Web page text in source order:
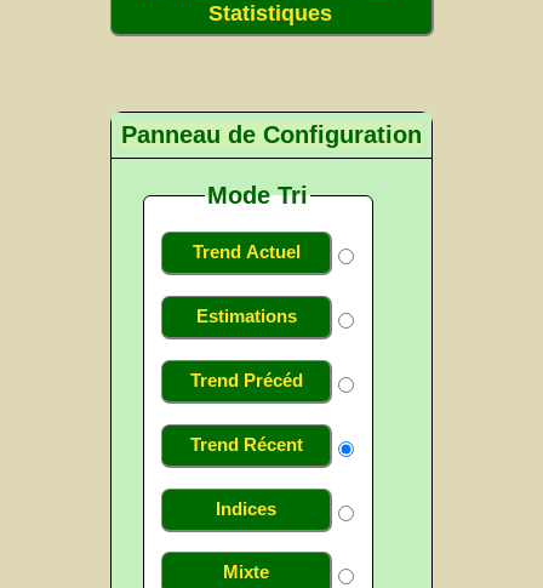
Statistiques
Panneau de Configuration
Mode Tri
Trend Actuel
Estimations
Trend Précéd
Trend Récent
Indices
Mixte